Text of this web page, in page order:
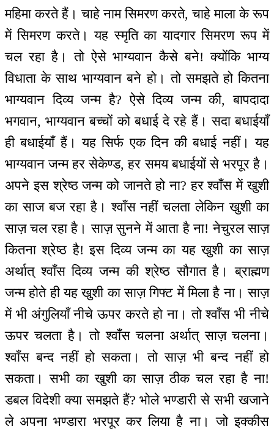
महिमा करते हैं। चाहे नाम सिमरण करते, चाहे माला के रूप
में सिमरण करते। यह स्मृति का यादगार सिमरण रूप में
चल रहा है। तो ऐसे भाग्यवान कैसे बने! क्योंकि भाग्य
विधाता के साथ भाग्यवान बने हो। तो समझते हो कितना
भाग्यवान दिव्य जन्म है? ऐसे दिव्य जन्म की, बापदादा
भगवान, भाग्यवान बच्चों को बधाई दे रहे हैं। सदा बधाईयाँ
ही बधाईयाँ हैं। यह सिर्फ एक दिन की बधाई नहीं। यह
भाग्यवान जन्म हर सेकेण्ड, हर समय बधाईयों से भरपूर है।
अपने इस श्रेष्ठ जन्म को जानते हो ना? हर श्वाँस में खुशी
का साज बज रहा है। श्वाँस नहीं चलता लेकिन खुशी का
साज़ चल रहा है। साज़ सुनने में आता है ना! नेचुरल साज़
कितना श्रेष्ठ है! इस दिव्य जन्म का यह खुशी का साज़
अर्थात् श्वाँस दिव्य जन्म की श्रेष्ठ सौगात है। ब्राह्मण
जन्म होते ही यह खुशी का साज़ गिफ्ट में मिला है ना। साज़
में भी अंगुलियाँ नीचे ऊपर करते हो ना। तो श्वाँस भी नीचे
ऊपर चलता है। तो श्वाँस चलना अर्थात् साज़ चलना।
श्वाँस बन्द नहीं हो सकता। तो साज़ भी बन्द नहीं हो
सकता। सभी का खुशी का साज़ ठीक चल रहा है ना!
डबल विदेशी क्या समझते हैं? भोले भण्डारी से सभी खजाने
ले अपना भण्डारा भरपूर कर लिया है ना। जो इक्कीस